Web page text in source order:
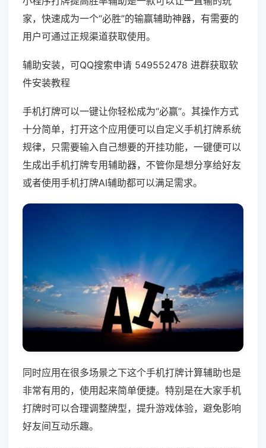
家，快速成为一个“必胜”的输赢辅助神器，有需要的
用户可通过正规渠道获取使用。
辅助安装，可QQ搜索申请 549552478 进群获取软
件安装教程
手机打牌可以一键让你轻松成为“必赢”。其操作方式
十分简单，打开这个应用便可以自定义手机打牌系统
规律，只需要输入自己想要的开挂功能，一键便可以
生成出手机打牌专用辅助器，不管你是想分享给好友
或者使用手机打牌AI辅助都可以满足需求。
同时应用在很多场景之下这个手机打牌计算辅助也是
非常有用的，使用起来简单便捷。特别是在大家手机
打牌时可以合理调整牌型，提升游戏体验，避免影响
好友间互动乐趣。